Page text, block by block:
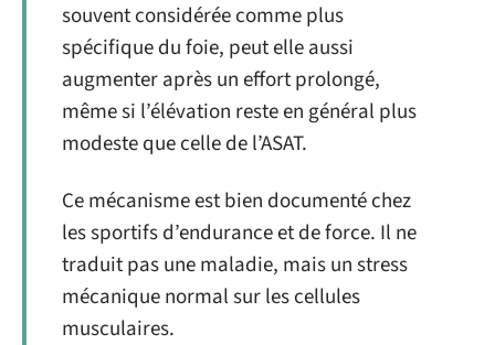
souvent considérée comme plus
spécifique du foie, peut elle aussi
augmenter après un effort prolongé,
même si l’élévation reste en général plus
modeste que celle de l’ASAT.
Ce mécanisme est bien documenté chez
les sportifs d’endurance et de force. Il ne
traduit pas une maladie, mais un stress
mécanique normal sur les cellules
musculaires.